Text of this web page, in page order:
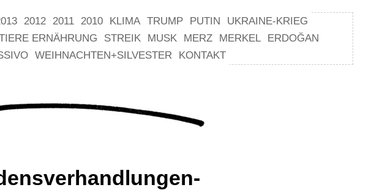
2012 2011 2010 KLIMA TRUMP PUTIN
UKRAINE-KRIEG
ERNÄHRUNG STREIK MUSK MERZ MERKEL
ERDOĞAN
WEIHNACHTEN+SILVESTER KONTAKT